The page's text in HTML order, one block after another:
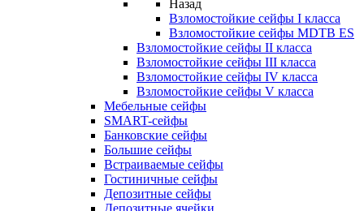
Назад
Взломостойкие сейфы I класса
Взломостойкие сейфы MDTB ES
Взломостойкие сейфы II класса
Взломостойкие сейфы III класса
Взломостойкие сейфы IV класса
Взломостойкие сейфы V класса
Мебельные сейфы
SMART-сейфы
Банковские сейфы
Большие сейфы
Встраиваемые сейфы
Гостиничные сейфы
Депозитные сейфы
Депозитные ячейки